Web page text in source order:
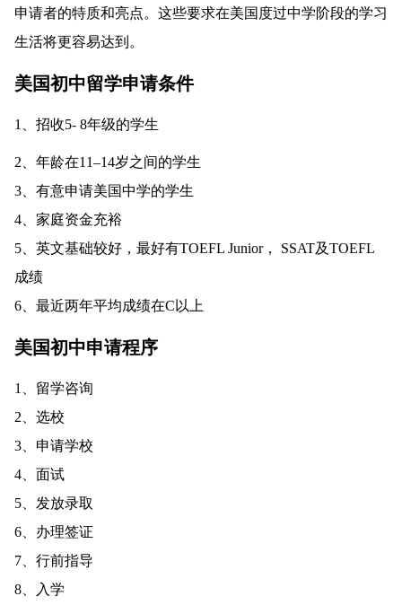
申请者的特质和亮点。这些要求在美国度过中学阶段的学习
生活将更容易达到。
美国初中留学申请条件
1、招收5- 8年级的学生
2、年龄在11–14岁之间的学生
3、有意申请美国中学的学生
4、家庭资金充裕
5、英文基础较好，最好有TOEFL Junior， SSAT及TOEFL
成绩
6、最近两年平均成绩在C以上
美国初中申请程序
1、留学咨询
2、选校
3、申请学校
4、面试
5、发放录取
6、办理签证
7、行前指导
8、入学